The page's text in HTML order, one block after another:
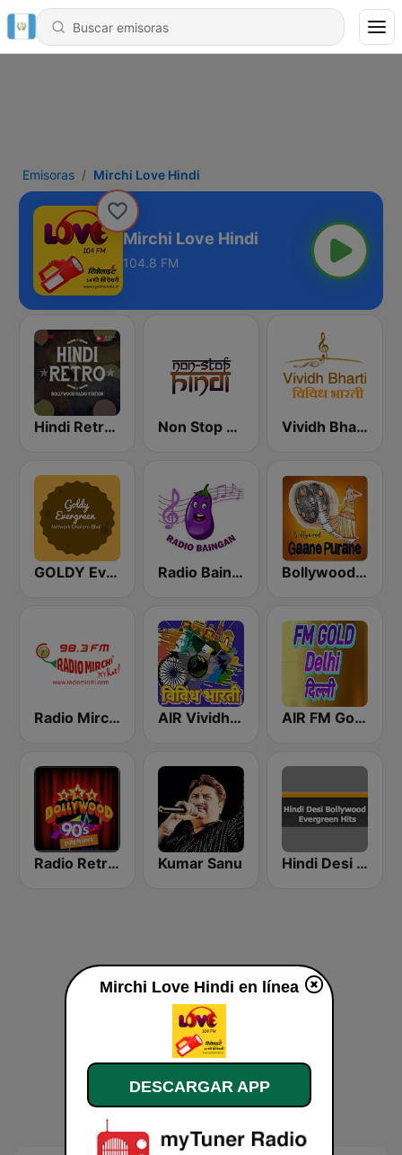
Emisoras Mirchi Love Hindi
Mirchi Love Hindi
104.8 FM
Hindi Retro Hits Radio Non Stop Hindi Vividh Bharti (विविध भारती)
GOLDY Evergreen Radio Baingan Bollywood Gaane Purane
Radio Mirchi 98.3 FM AIR Vividh Bharati AIR FM Gold Dehli
Radio Retro Bollywood 90s Kumar Sanu Hindi Desi Bollywood Evergreen Hits
Mirchi Love Hindi en línea
DESCARGAR APP